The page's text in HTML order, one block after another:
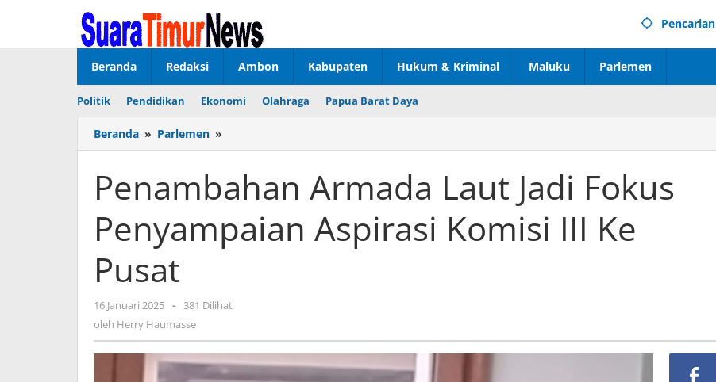
Pencarian
Beranda Redaksi Ambon Kabupaten Hukum & Kriminal Maluku Parlemen
Politik Pendidikan Ekonomi Olahraga Papua Barat Daya
Beranda » Parlemen »
Armada
Jadi
Fokus
Penyampaian
Aspirasi
Pusat
Penambahan Armada Laut Jadi Fokus
Penyampaian Aspirasi Komisi III Ke
Pusat
16 Januari 2025 oleh
Herry
- 381 Dilihat
oleh Herry Haumasse